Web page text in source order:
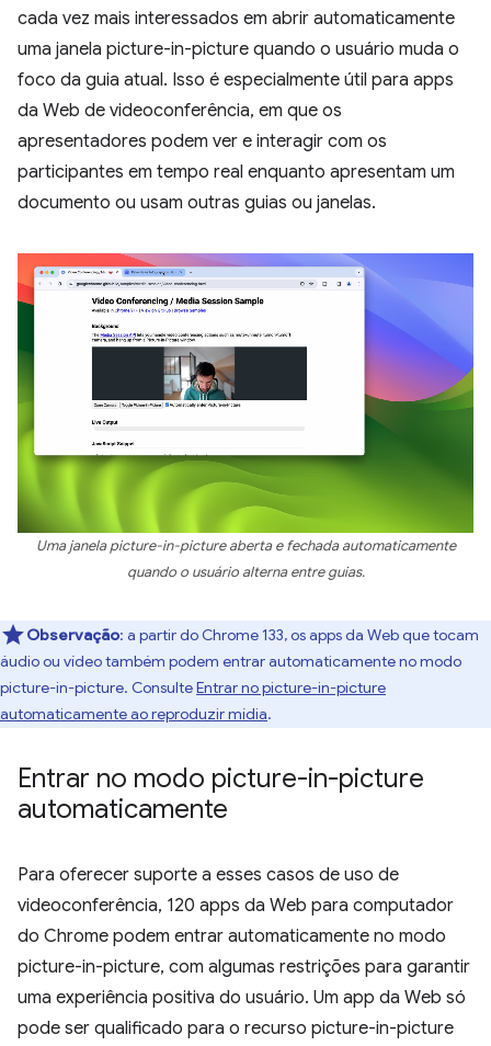
cada vez mais interessados em abrir automaticamente
uma janela picture-in-picture quando o usuário muda o
foco da guia atual. Isso é especialmente útil para apps
da Web de videoconferência, em que os
apresentadores podem ver e interagir com os
participantes em tempo real enquanto apresentam um
documento ou usam outras guias ou janelas.
Uma janela picture-in-picture aberta e fechada automaticamente
quando o usuário alterna entre guias.
Observação: a partir do Chrome 133, os apps da Web que tocam
áudio ou vídeo também podem entrar automaticamente no modo
picture-in-picture. ConsulteEntrar no picture-in-picture
automaticamente ao reproduzir mídia.
Entrar no modo picture-in-picture
automaticamente
Para oferecer suporte a esses casos de uso de
videoconferência, 120 apps da Web para computador
do Chrome podem entrar automaticamente no modo
picture-in-picture, com algumas restrições para garantir
uma experiência positiva do usuário. Um app da Web só
pode ser qualificado para o recurso picture-in-picture